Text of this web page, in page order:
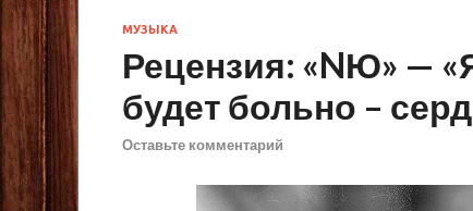
МУЗЫКА
Рецензия: «NЮ» —
будет больно –
Оставьте комментарий